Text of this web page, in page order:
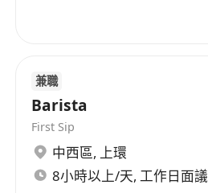
兼職
Barista
First Sip
中西區, 上環
8小時以上/天, 工作日面議